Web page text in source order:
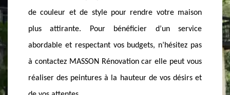
pas
vous